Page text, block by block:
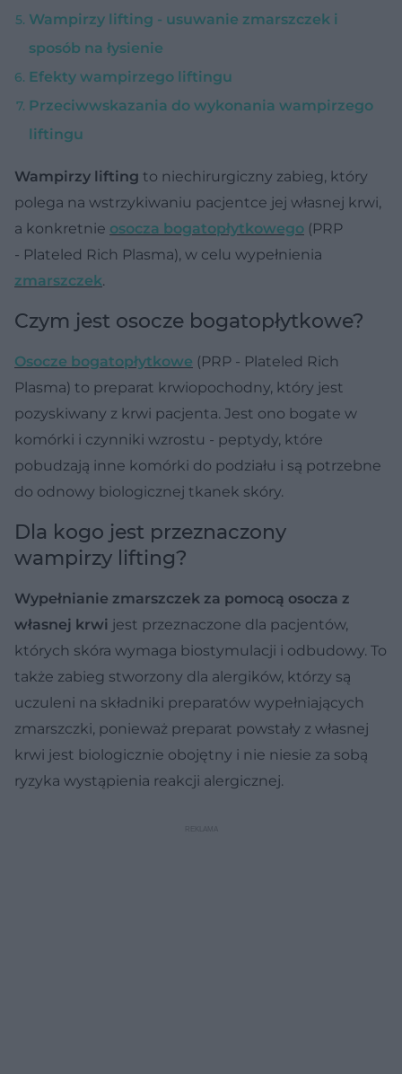
Wampirzy lifting - usuwanie zmarszczek i
sposób na łysienie
Efekty wampirzego liftingu
Przeciwwskazania do wykonania wampirzego
liftingu
Wampirzy lifting to niechirurgiczny zabieg, który
polega na wstrzykiwaniu pacjentce jej własnej krwi,
a konkretnie osocza bogatopłytkowego (PRP
- Plateled Rich Plasma), w celu wypełnienia
zmarszczek.
Czym jest osocze bogatopłytkowe?
Osocze bogatopłytkowe (PRP - Plateled Rich
Plasma) to preparat krwiopochodny, który jest
pozyskiwany z krwi pacjenta. Jest ono bogate w
komórki i czynniki wzrostu - peptydy, które
pobudzają inne komórki do podziału i są potrzebne
do odnowy biologicznej tkanek skóry.
Dla kogo jest przeznaczony
wampirzy lifting?
Wypełnianie zmarszczek za pomocą osocza z
własnej krwi jest przeznaczone dla pacjentów,
których skóra wymaga biostymulacji i odbudowy. To
także zabieg stworzony dla alergików, którzy są
uczuleni na składniki preparatów wypełniających
zmarszczki, ponieważ preparat powstały z własnej
krwi jest biologicznie obojętny i nie niesie za sobą
ryzyka wystąpienia reakcji alergicznej.